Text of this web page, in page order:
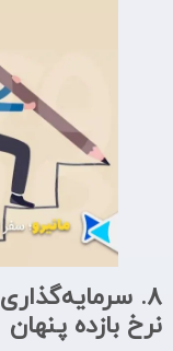
8.
نرخ بازده پنهان